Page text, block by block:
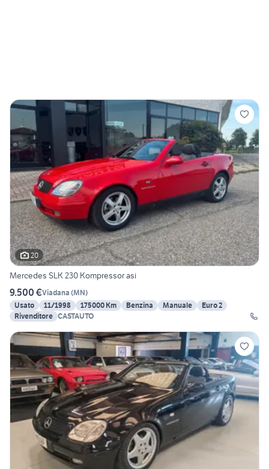
20
Mercedes SLK 230 Kompressor asi
9.500 €Viadana (MN)
Usato
11/1998 175000 Km Benzina Manuale
Euro 2
Rivenditore CASTAUTO